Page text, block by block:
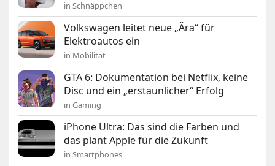
in Schnäppchen
Volkswagen leitet neue „Ära“ für
Elektroautos ein
in Mobilität
GTA 6: Dokumentation bei Netflix, keine
Disc und ein „erstaunlicher“ Erfolg
in Gaming
iPhone Ultra: Das sind die Farben und
das plant Apple für die Zukunft
in Smartphones